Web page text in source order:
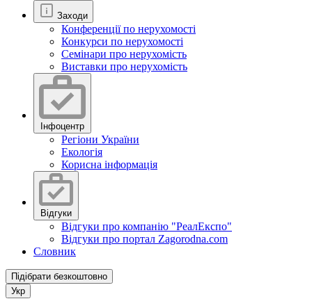
Заходи
Конференції по нерухомості
Конкурси по нерухомості
Семінари про нерухомість
Виставки про нерухомість
Інфоцентр
Регіони України
Екологія
Корисна інформація
Відгуки
Відгуки про компанію "РеалЕкспо"
Відгуки про портал Zagorodna.com
Словник
Підібрати безкоштовно
Укр